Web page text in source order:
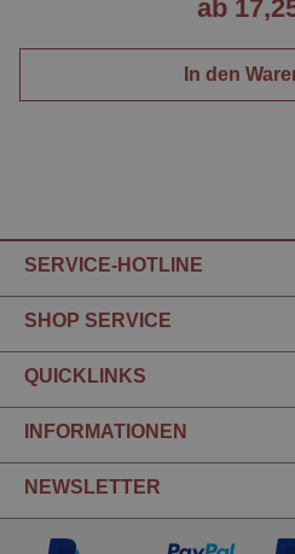
ab
In den
SERVICE-HOTLINE
SHOP SERVICE
QUICKLINKS
INFORMATIONEN
NEWSLETTER